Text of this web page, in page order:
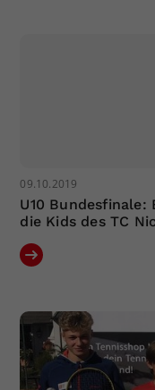
09.10.2019
U10
die Kids des TC